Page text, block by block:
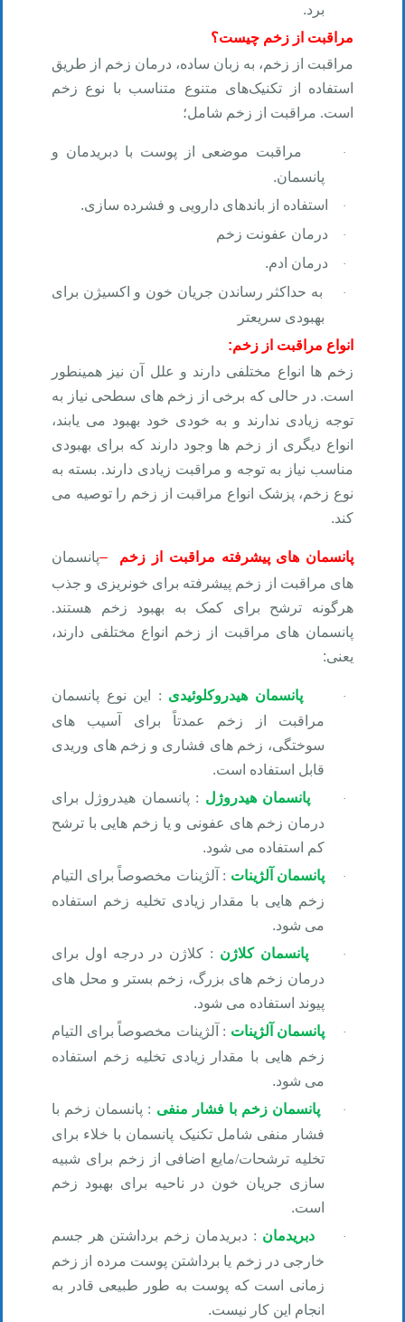
برد.
مراقبت از زخم چیست؟
مراقبت از زخم، به زبان ساده، درمان زخم از طریق
استفاده از تکنیک‌های متنوع متناسب با نوع زخم
است. مراقبت از زخم شامل؛
·
مراقبت موضعی از پوست با دبریدمان و
پانسمان.
· استفاده از باندهای دارویی و فشرده سازی.
· درمان عفونت زخم
· درمان ادم.
·
به حداکثر رساندن جریان خون و اکسیژن برای
بهبودی سریعتر
انواع مراقبت از زخم:
زخم ها انواع مختلفی دارند و علل آن نیز همینطور
است. در حالی که برخی از زخم های سطحی نیاز به
توجه زیادی ندارند و به خودی خود بهبود می یابند،
انواع دیگری از زخم ها وجود دارند که برای بهبودی
مناسب نیاز به توجه و مراقبت زیادی دارند. بسته به
نوع زخم، پزشک انواع مراقبت از زخم را توصیه می
کند.
پانسمان های پیشرفته مراقبت از زخم –پانسمان
های مراقبت از زخم پیشرفته برای خونریزی و جذب
هرگونه ترشح برای کمک به بهبود زخم هستند.
پانسمان های مراقبت از زخم انواع مختلفی دارند،
یعنی:
· پانسمان هیدروکلوئیدی :
این نوع پانسمان
مراقبت از زخم عمدتاً برای آسیب های
سوختگی، زخم های فشاری و زخم های وریدی
قابل استفاده است.
· پانسمان هیدروژل : پانسمان هیدروژل برای
درمان زخم های عفونی و یا زخم هایی با ترشح
کم استفاده می شود.
· پانسمان آلژینات : آلژینات مخصوصاً برای التیام
زخم هایی با مقدار زیادی تخلیه زخم استفاده
می شود.
· پانسمان کلاژن : کلاژن در درجه اول برای
درمان زخم های بزرگ، زخم بستر و محل های
پیوند استفاده می شود.
· پانسمان آلژینات : آلژینات مخصوصاً برای التیام
زخم هایی با مقدار زیادی تخلیه زخم استفاده
می شود.
· پانسمان زخم با فشار منفی : پانسمان زخم با
فشار منفی شامل تکنیک پانسمان با خلاء برای
تخلیه ترشحات/مایع اضافی از زخم برای شبیه
سازی جریان خون در ناحیه برای بهبود زخم
است.
· دبریدمان : دبریدمان زخم برداشتن هر جسم
خارجی در زخم یا برداشتن پوست مرده از زخم
زمانی است که پوست به طور طبیعی قادر به
انجام این کار نیست.